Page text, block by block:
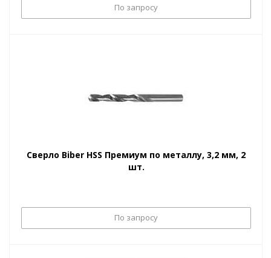
По запросу
Сверло Biber HSS Премиум по металлу, 3,2 мм, 2
шт.
По запросу